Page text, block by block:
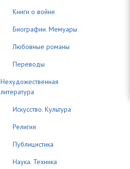
Книги о войне
Биографии. Мемуары
Любовные романы
Переводы
Нехудожественная
литература
Искусство. Культура
Религия
Публицистика
Наука. Техника